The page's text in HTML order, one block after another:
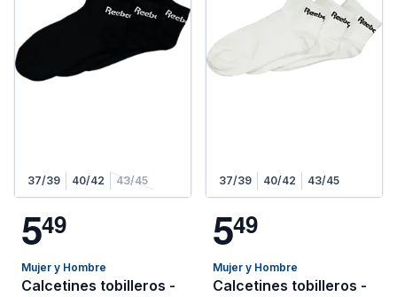
37/39 40/42 43/45
549
Mujer y Hombre
Calcetines tobilleros -
37/39 40/42 43/45
549
Mujer y Hombre
Calcetines tobilleros -